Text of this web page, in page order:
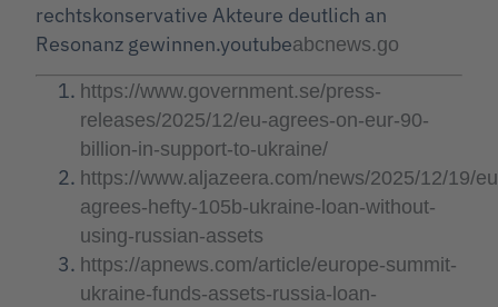
rechtskonservative Akteure deutlich an
Resonanz gewinnen.youtubeabcnews.go
https://www.government.se/press-
releases/2025/12/eu-agrees-on-eur-90-
billion-in-support-to-ukraine/
https://www.aljazeera.com/news/2025/12/19/
agrees-hefty-105b-ukraine-loan-without-
using-russian-assets
https://apnews.com/article/europe-summit-
ukraine-funds-assets-russia-loan-